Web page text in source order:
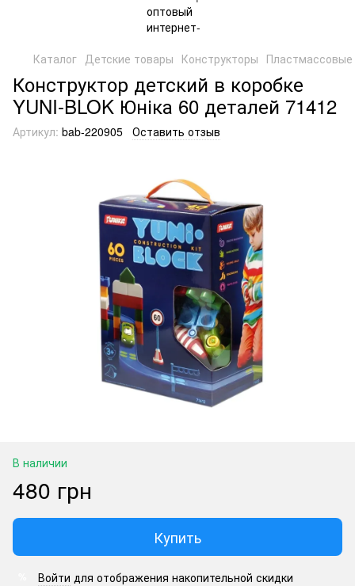
Каталог Детские товары Конструкторы
Конструктор детский в коробке
YUNI-BLOK Юніка 60 деталей 71412
Артикул: bab-220905 Оставить отзыв
В наличии
480 грн
Купить
Войти для отображения накопительной скидки